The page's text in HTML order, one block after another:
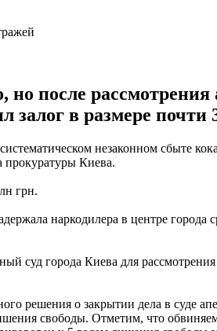
после
залог в размере почти
незаконном сбыте
прокуратуры Киева.
грн.
наркодилера в центре
суд города Киева для
решения о закрытии дела в суде
свободы. Отметим, что